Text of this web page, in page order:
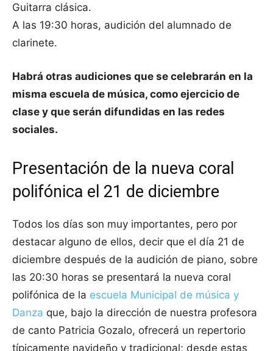
Guitarra clásica.
A las 19:30 horas, audición del alumnado de
clarinete.
Habrá otras audiciones que se celebrarán en la
misma escuela de música, como ejercicio de
clase y que serán difundidas en las redes
sociales.
Presentación de la nueva coral
polifónica el 21 de diciembre
Todos los días son muy importantes, pero por
destacar alguno de ellos, decir que el día 21 de
diciembre después de la audición de piano, sobre
las 20:30 horas se presentará la nueva coral
polifónica de la escuela Municipal de música y
Danza que, bajo la dirección de nuestra profesora
de canto Patricia Gozalo, ofrecerá un repertorio
típicamente navideño y tradicional; desde estas